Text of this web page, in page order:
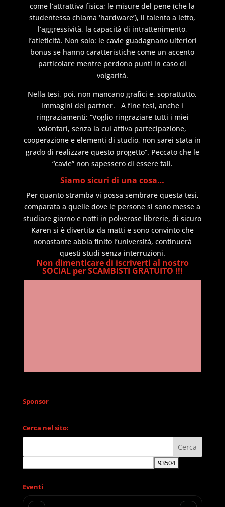
come l’attrattiva fisica; le misure del pene (che la
studentessa chiama ‘hardware’), il talento a letto,
l’aggressività, la capacità di intrattenimento,
l’atleticità. Non solo: le cavie guadagnano ulteriori
bonus se hanno caratteristiche come un accento
particolare mentre perdono punti in caso di
volgarità.
Nella tesi, poi, non mancano grafici e, soprattutto,
immagini dei partner. A fine tesi, anche i
ringraziamenti: “Voglio ringraziare tutti i miei
volontari, senza la cui attiva partecipazione,
cooperazione e elementi di studio, non sarei stata in
grado di realizzare questo progetto”. Peccato che le
“cavie” non sapessero di essere tali.
Siamo sicuri di una cosa…
Per quanto stramba vi possa sembrare questa tesi,
comparata a quelle dove le persone si sono messe a
studiare giorno e notti in polverose librerie, di sicuro
Karen si è divertita da matti e sono convinto che
nonostante abbia finito l’università, continuerà
questi studi senza interruzioni.
Non dimenticare di iscriverti al nostro
SOCIAL per SCAMBISTI GRATUITO !!!
Sponsor
Cerca nel sito:
Eventi